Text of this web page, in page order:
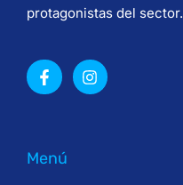
protagonistas del sector.
Menú